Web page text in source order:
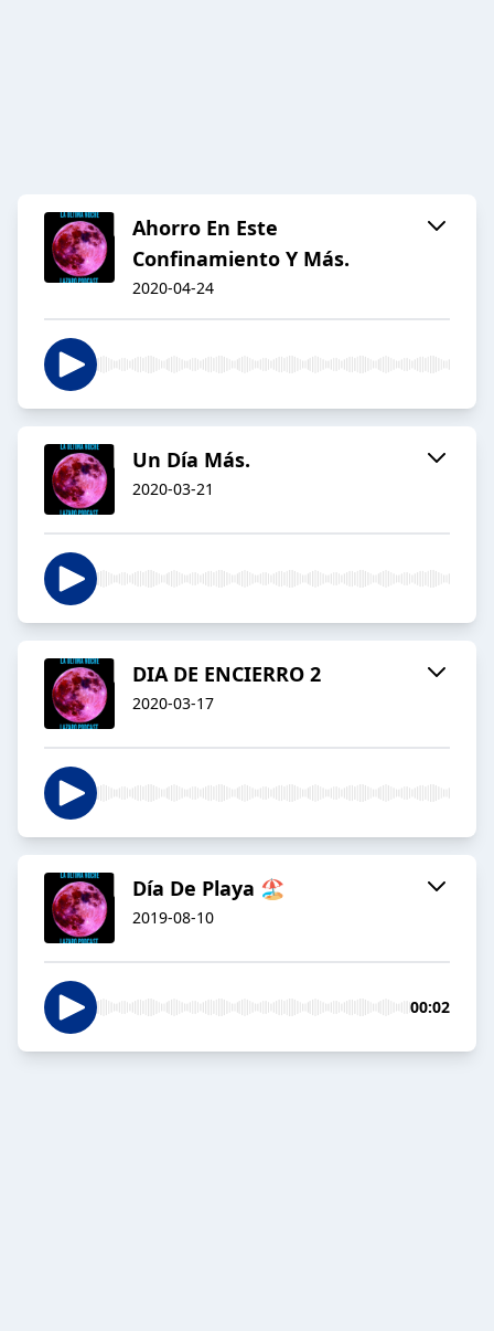
Ahorro En Este
Confinamiento Y Más.
2020-04-24
Un Día Más.
2020-03-21
DIA DE ENCIERRO 2
2020-03-17
Día De Playa 🏖
2019-08-10
00:02